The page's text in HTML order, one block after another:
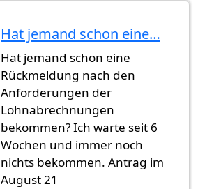
Hat jemand schon eine…
Hat jemand schon eine
Rückmeldung nach den
Anforderungen der
Lohnabrechnungen
bekommen? Ich warte seit 6
Wochen und immer noch
nichts bekommen. Antrag im
August 21